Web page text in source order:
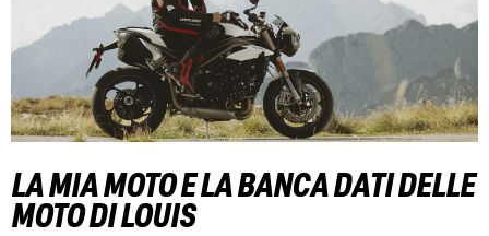
LA MIA MOTO E LA BANCA DATI DELLE
MOTO DI LOUIS